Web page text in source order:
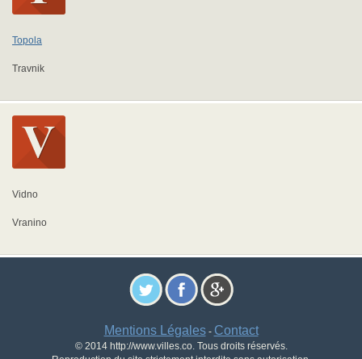
Topola
Travnik
Vidno
Vranino
Mentions Légales- Contact
© 2014 http://www.villes.co. Tous droits réservés.